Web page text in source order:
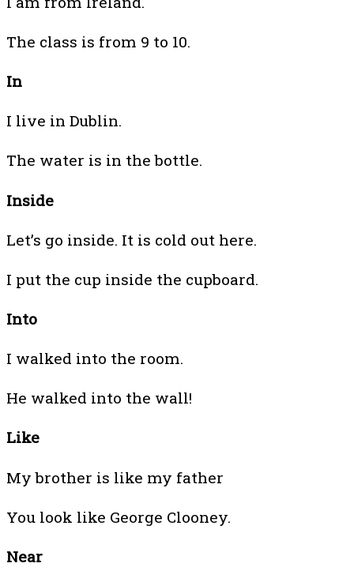
The class is from 9 to 10.
In
I live in Dublin.
The water is in the bottle.
Inside
Let’s go inside. It is cold out here.
I put the cup inside the cupboard.
Into
I walked into the room.
He walked into the wall!
Like
My brother is like my father
You look like George Clooney.
Near